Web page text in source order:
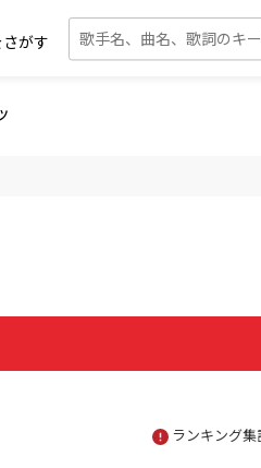
さがす
ランキング集